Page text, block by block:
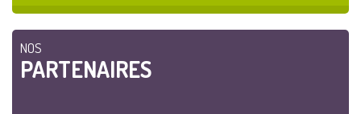
NOS
PARTENAIRES